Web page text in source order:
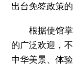
出台免签政策
根据使馆
的广泛欢迎，
中华美景、体